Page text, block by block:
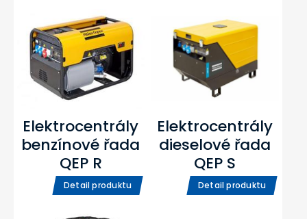
Elektrocentrály
benzínové řada
QEP R
Detail produktu
Elektrocentrály
dieselové řada
QEP S
Detail produktu